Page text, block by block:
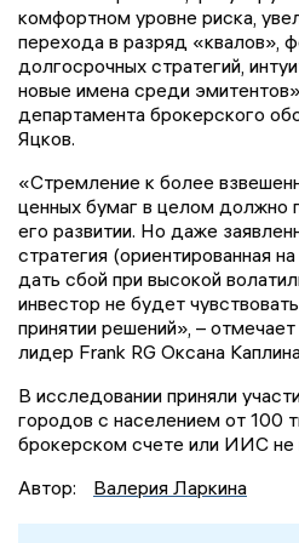
комфортном уровне риска,
перехода в разряд «квалов»,
долгосрочных стратегий,
новые имена среди эмитентов»,
департамента брокерского
Яцков.
«Стремление к более
ценных бумаг в целом должно
его развитии. Но даже
стратегия (ориентированная
дать сбой при высокой
инвестор не будет
принятии решений», –
лидер Frank RG Оксана
В исследовании приняли
городов с населением от 100
брокерском счете или ИИС не
Автор:
Валерия Ларкина